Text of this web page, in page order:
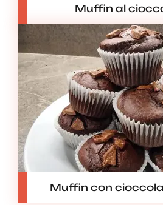
Muffin al
Muffin con